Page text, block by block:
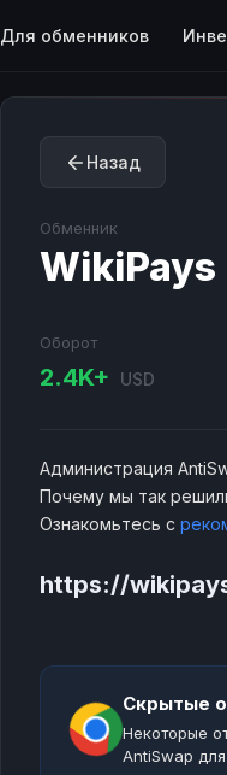
Для обменников
Назад
Обменник
WikiPays
Оборот
2.4K+ USD
Администрация
Почему мы так
Ознакомьтесь с
https://
Скрытые
Некоторые
AntiSwap